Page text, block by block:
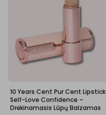
10 Years Cent Pur Cent Lipstick
Self-Love Confidence –
Drėkinamasis Lūpų Balzamas